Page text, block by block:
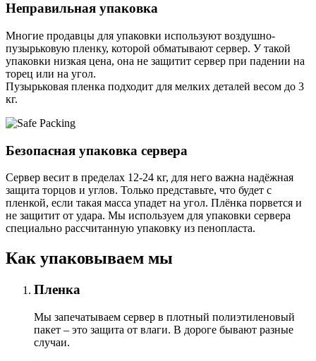
Неправильная упаковка
Многие продавцы для упаковки используют воздушно-
пузырьковую пленку, которой обматывают сервер. У такой
упаковки низкая цена, она не защитит сервер при падении на
торец или на угол.
Пузырьковая пленка подходит для мелких деталей весом до 3
кг.
Безопасная упаковка сервера
Сервер весит в пределах 12-24 кг, для него важна надёжная
защита торцов и углов. Только представьте, что будет с
пленкой, если такая масса упадет на угол. Плёнка порвется и
не защитит от удара. Мы используем для упаковки сервера
специально расcчитанную упаковку из пенопласта.
Как упаковываем мы
Пленка
Мы запечатываем сервер в плотный полиэтиленовый
пакет – это защита от влаги. В дороге бывают разные
случаи.